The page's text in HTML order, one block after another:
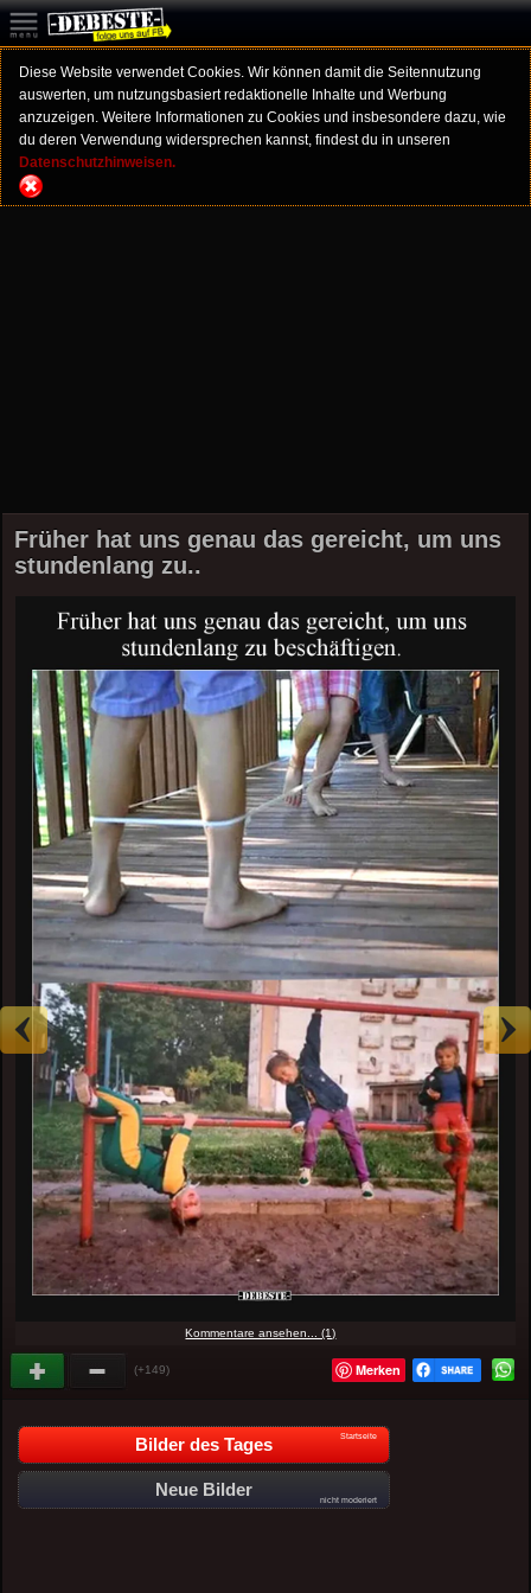
Diese Website verwendet Cookies. Wir können damit die Seitennutzung
auswerten, um nutzungsbasiert redaktionelle Inhalte und Werbung
anzuzeigen. Weitere Informationen zu Cookies und insbesondere dazu, wie
du deren Verwendung widersprechen kannst, findest du in unseren
Datenschutzhinweisen.
Früher hat uns genau das gereicht, um uns
stundenlang zu..
Kommentare ansehen... (1)
(+149) Merken
Bilder des Tages Startseite
Neue Bilder
nicht moderiert